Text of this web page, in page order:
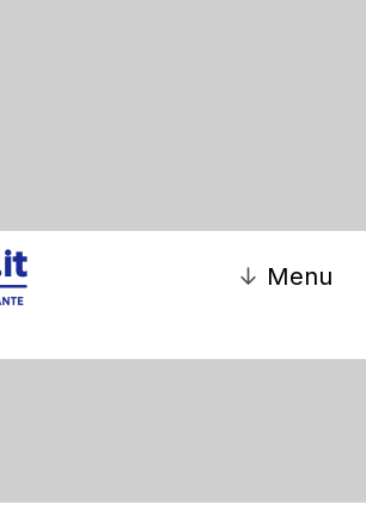
↓ Menu